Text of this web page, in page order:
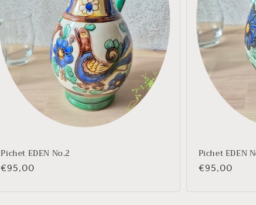
Pichet EDEN No.2
Prix
€95,00
Pichet EDEN
Prix
€95,00